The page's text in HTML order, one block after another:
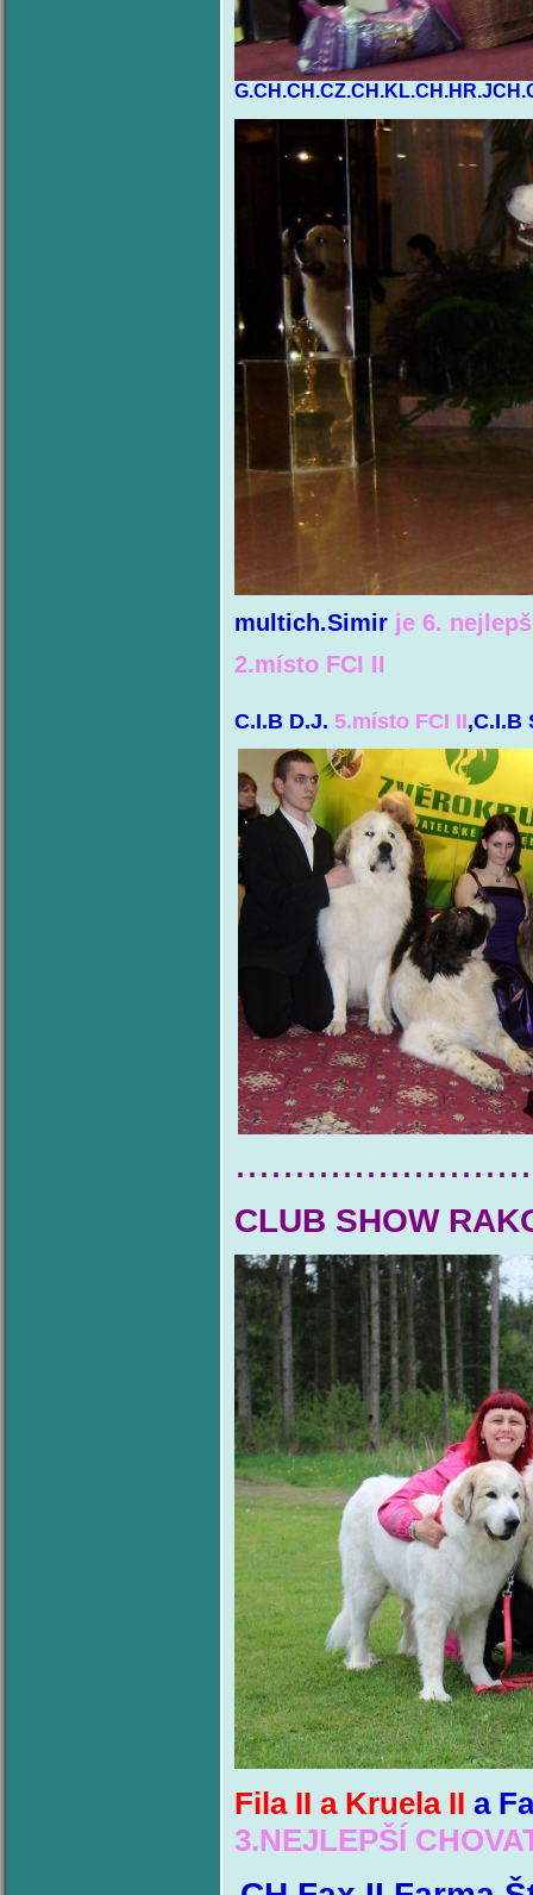
multich.Simir je 6.
2.místo FCI II
C.I.B D.J. 5.místo FCI II,C.I.B
CLUB SHOW
Fila II a Kruela II a
3.NEJLEPŠÍ